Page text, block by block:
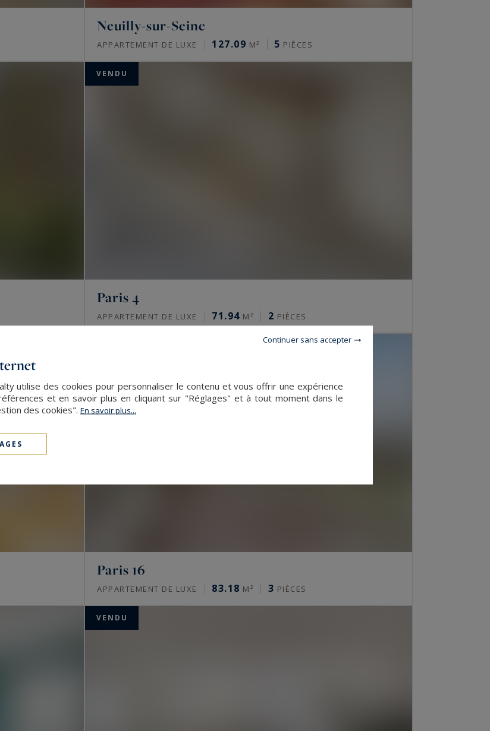
Neuilly-sur-Seine
APPARTEMENT DE LUXE 127.09 M² 5 PIÈCES
VENDU
Paris 4
APPARTEMENT DE LUXE 71.94 M² 2 PIÈCES
Paris 16
APPARTEMENT DE LUXE 83.18 M² 3 PIÈCES
VENDU
utilise des cookies pour personnaliser le contenu et vous offrir une expérience
et en savoir plus en cliquant sur "Réglages" et à tout moment dans le
des cookies". En savoir plus...
Continuer sans accepter